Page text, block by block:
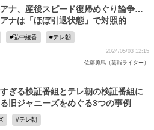
ナ、産後スピード復帰めぐり論争…
ナは「ほぼ引退状態」で対照的
弘中綾香 テレ朝
2024/05/03 12:15
佐藤勇馬（芸能ライター）
ぎる検証番組とテレ朝の検証番組に
旧ジャニーズをめぐる3つの事例
テレ朝